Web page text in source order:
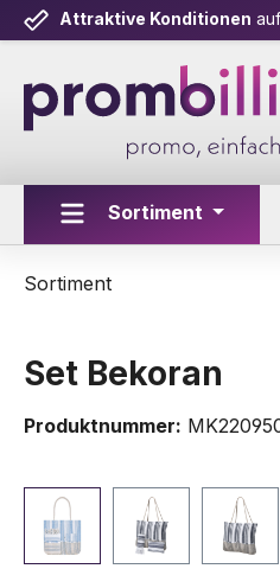
Hauptinhalt springen
Zur Suche springen
Zur Hauptnavigation
Attraktive Konditionen
Sortiment
Sortiment
Set Bekoran
Produktnummer:
Bildergalerie überspringen